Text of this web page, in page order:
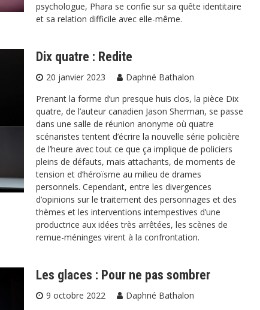
psychologue, Phara se confie sur sa quête identitaire
et sa relation difficile avec elle-même.
Dix quatre : Redite
20 janvier 2023
Daphné Bathalon
Prenant la forme d’un presque huis clos, la pièce Dix
quatre, de l’auteur canadien Jason Sherman, se passe
dans une salle de réunion anonyme où quatre
scénaristes tentent d’écrire la nouvelle série policière
de l’heure avec tout ce que ça implique de policiers
pleins de défauts, mais attachants, de moments de
tension et d’héroïsme au milieu de drames
personnels. Cependant, entre les divergences
d’opinions sur le traitement des personnages et des
thèmes et les interventions intempestives d’une
productrice aux idées très arrêtées, les scènes de
remue-méninges virent à la confrontation.
Les glaces : Pour ne pas sombrer
9 octobre 2022
Daphné Bathalon